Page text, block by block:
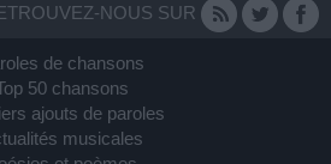
NOUS SUR
de chansons
50 chansons
ajouts de paroles
musicales